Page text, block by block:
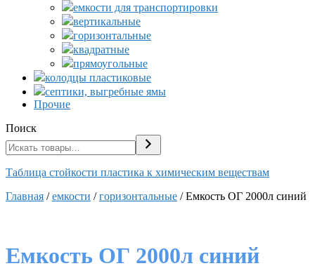
емкости для транспортировки
вертикальные
горизонтальные
квадратные
прямоугольные
колодцы пластиковые
септики, выгребные ямы
Прочие
Поиск
Таблица стойкости пластика к химическим веществам
Главная /емкости /горизонтальные / Емкость ОГ 2000л синий
Емкость ОГ 2000л синий